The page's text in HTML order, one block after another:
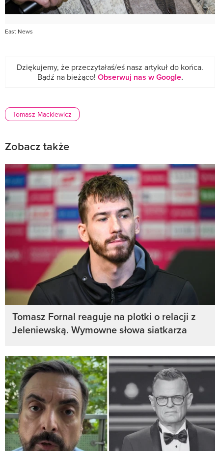
East News
Dziękujemy, że przeczytałaś/eś nasz artykuł do końca.
Bądź na bieżąco! Obserwuj nas w Google.
Tomasz Mackiewicz
Zobacz także
Tomasz Fornal reaguje na plotki o relacji z
Jeleniewską. Wymowne słowa siatkarza